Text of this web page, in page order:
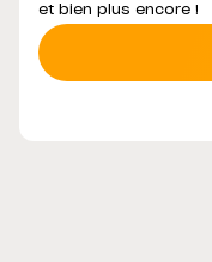
et bien plus encore !